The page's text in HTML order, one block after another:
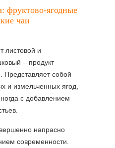
фруктово-ягодные
чаи
листовой и
– продукт
Представляет собой
и измельченных ягод,
с добавлением
напрасно
современности.